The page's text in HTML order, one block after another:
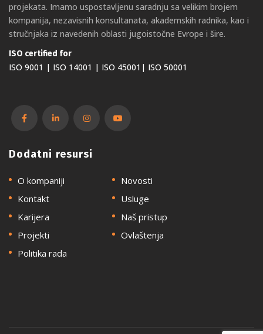
projekata. Imamo uspostavljenu saradnju sa velikim brojem
kompanija, nezavisnih konsultanata, akademskih radnika, kao i
stručnjaka iz navedenih oblasti jugoistočne Evrope i šire.
ISO certified for
ISO 9001 | ISO 14001 | ISO 45001| ISO 50001
Dodatni resursi
O kompaniji
Novosti
Kontakt
Usluge
Karijera
Naš pristup
Projekti
Ovlaštenja
Politika rada